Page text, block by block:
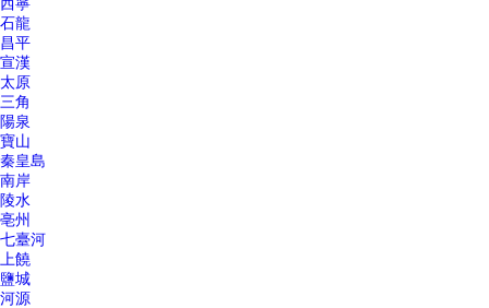
西寧
石龍
昌平
宣漢
太原
三角
陽泉
寶山
秦皇島
南岸
陵水
亳州
七臺河
上饒
鹽城
河源